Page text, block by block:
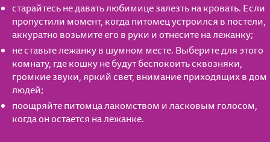
старайтесь не давать любимице залезть на кровать. Если
пропустили момент, когда питомец устроился в постели,
аккуратно возьмите его в руки и отнесите на лежанку;
не ставьте лежанку в шумном месте. Выберите для этого
комнату, где кошку не будут беспокоить сквозняки,
громкие звуки, яркий свет, внимание приходящих в дом
людей;
поощряйте питомца лакомством и ласковым голосом,
когда он остается на лежанке.